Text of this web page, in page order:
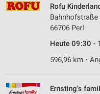
Rofu
Bahnhofstraße
66706 Perl
Heute 09:30 -
596,96 km •
Ernsting's